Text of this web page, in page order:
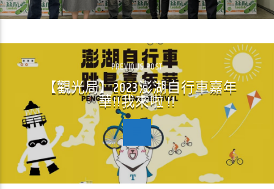
PREVIOUS POST
【觀光局】2023澎湖自行車嘉年
華!!我來啦 !!